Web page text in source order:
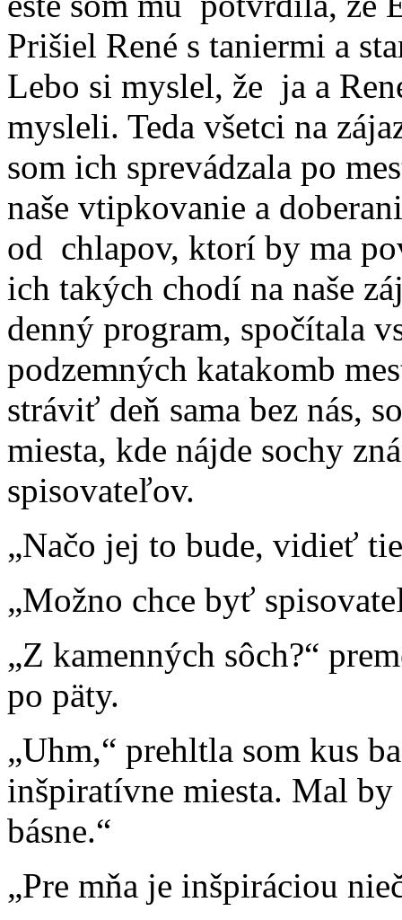
Prišiel René s taniermi a
Lebo si myslel, že ja a
mysleli. Teda všetci na
som ich sprevádzala po
naše vtipkovanie a
od chlapov, ktorí by ma
ich takých chodí na naše
denný program, spočítala
podzemných katakomb
stráviť deň sama bez nás,
miesta, kde nájde sochy
spisovateľov.
„Načo jej to bude, vidieť
„Možno chce byť
„Z kamenných sôch?“
po päty.
„Uhm,“ prehltla som kus
inšpiratívne miesta. Mal
básne.“
„Pre mňa je inšpiráciou